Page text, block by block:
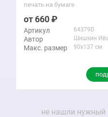
печать на бумаге
660
Артикул 64379D
Автор Шишкин
Макс. размер 90x137 см
не нашли нужный